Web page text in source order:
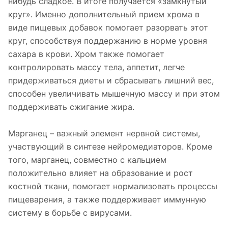
круг». Именно дополнительный прием хрома в
виде пищевых добавок помогает разорвать этот
круг, способствуя поддержанию в норме уровня
сахара в крови. Хром также помогает
контролировать массу тела, аппетит, легче
придерживаться диеты и сбрасывать лишний вес,
способен увеличивать мышечную массу и при этом
поддерживать сжигание жира.
Марганец – важный элемент нервной системы,
участвующий в синтезе нейромедиаторов. Кроме
того, марганец, совместно с кальцием
положительно влияет на образование и рост
костной ткани, помогает нормализовать процессы
пищеварения, а также поддерживает иммунную
систему в борьбе с вирусами.